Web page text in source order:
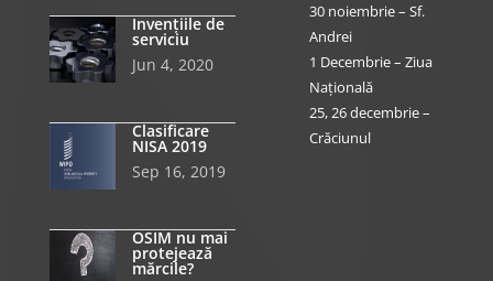
Invențiile de
serviciu
Jun 4, 2020
Clasificare
NISA 2019
Sep 16, 2019
OSIM nu mai
protejează
mărcile?
30 noiembrie – Sf.
Andrei
1 Decembrie – Ziua
Națională
25, 26 decembrie –
Crăciunul